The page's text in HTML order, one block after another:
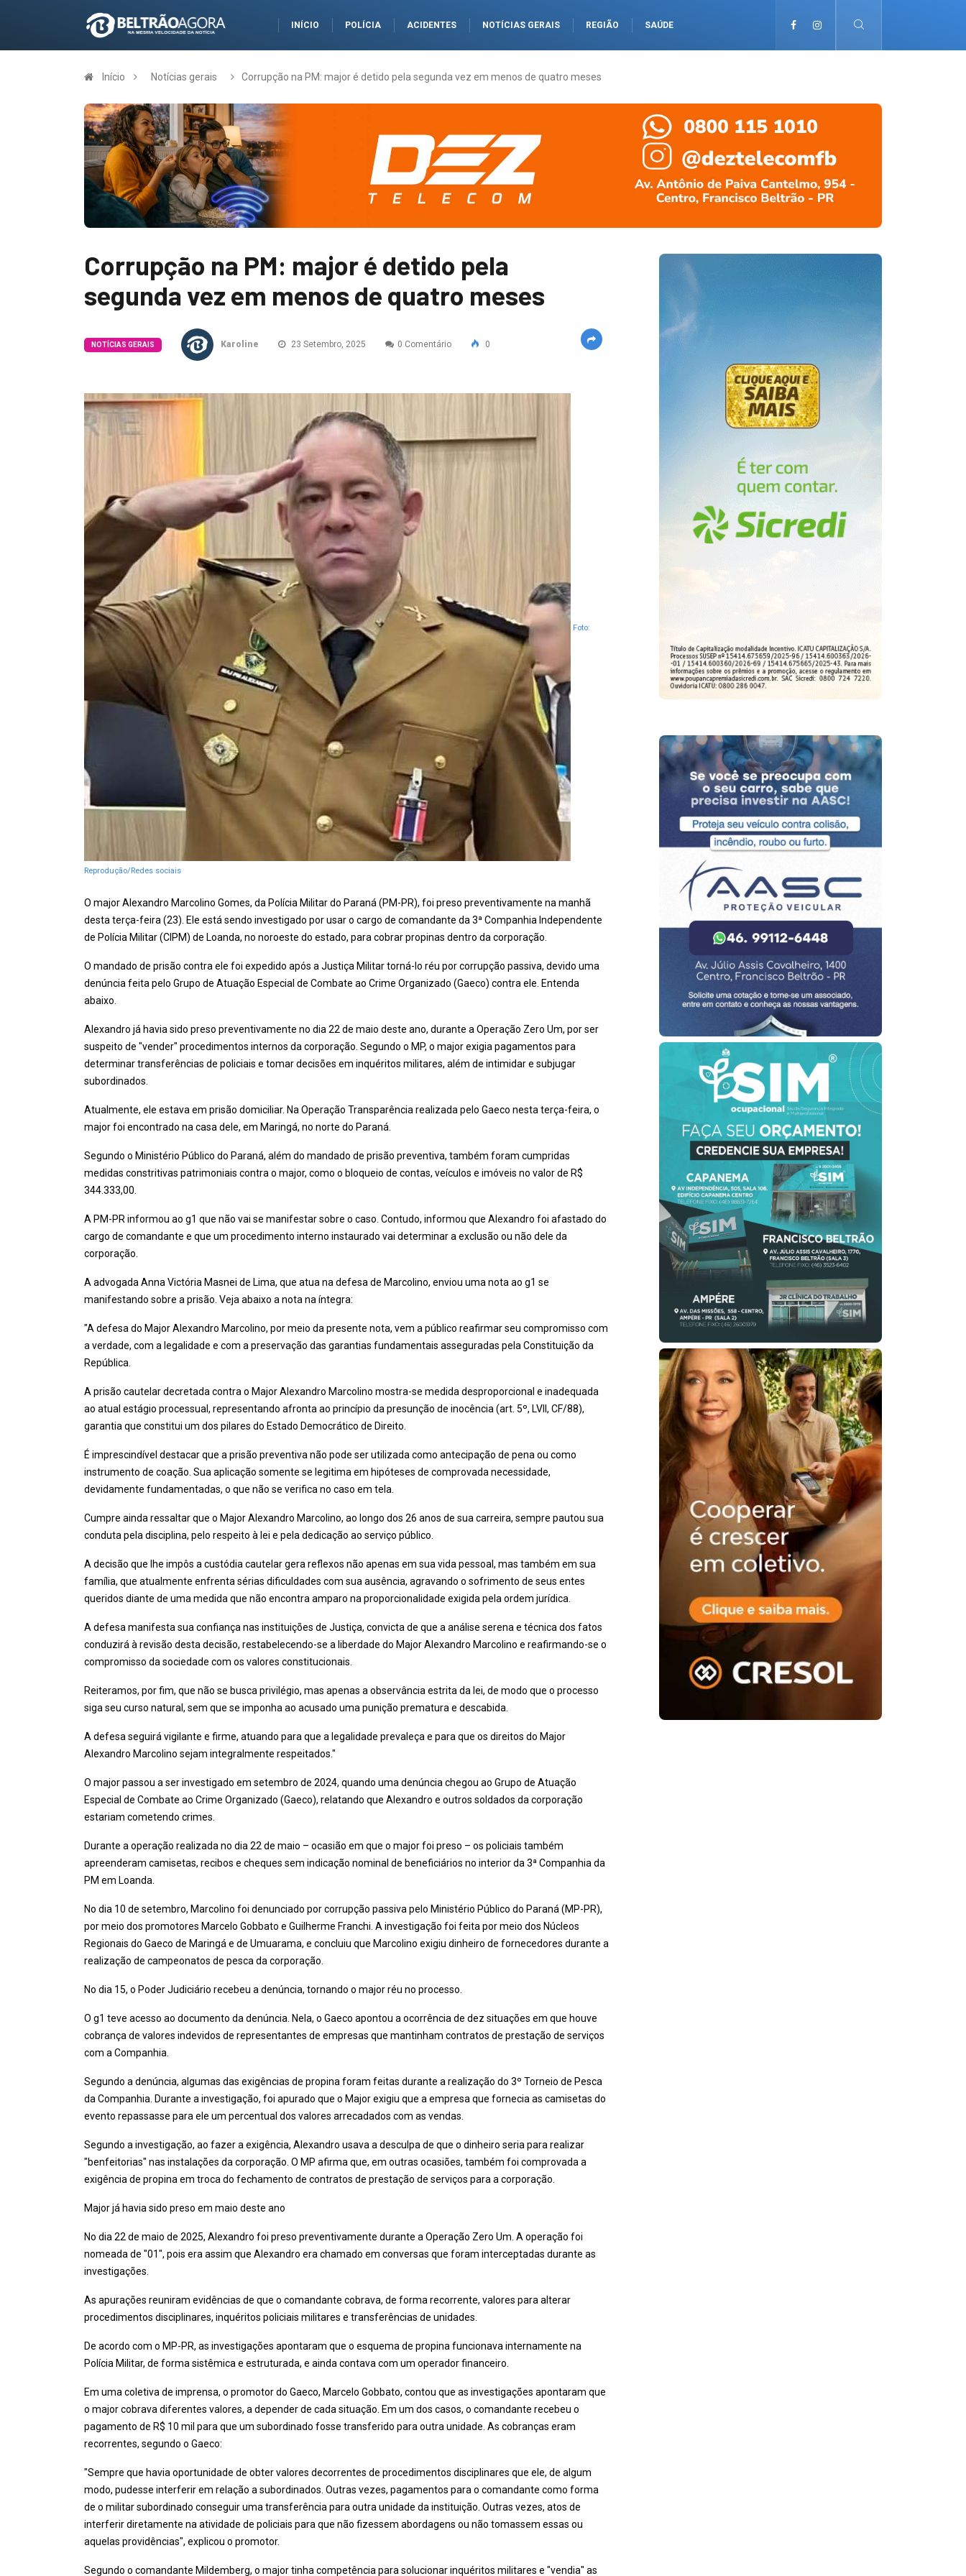
INÍCIO POLÍCIA ACIDENTES NOTÍCIAS GERAIS REGIÃO SAÚDE
Início Notícias gerais Corrupção na PM: major é detido pela segunda vez em menos de quatro meses
Corrupção na PM: major é detido pela
segunda vez em menos de quatro meses
NOTÍCIAS GERAIS Karoline 23 Setembro, 2025 0 Comentário 0
Foto:
Reprodução/Redes sociais
O major Alexandro Marcolino Gomes, da Polícia Militar do Paraná (PM-PR), foi preso preventivamente na manhã
desta terça-feira (23). Ele está sendo investigado por usar o cargo de comandante da 3ª Companhia Independente
de Polícia Militar (CIPM) de Loanda, no noroeste do estado, para cobrar propinas dentro da corporação.
O mandado de prisão contra ele foi expedido após a Justiça Militar torná-lo réu por corrupção passiva, devido uma
denúncia feita pelo Grupo de Atuação Especial de Combate ao Crime Organizado (Gaeco) contra ele. Entenda
abaixo.
Alexandro já havia sido preso preventivamente no dia 22 de maio deste ano, durante a Operação Zero Um, por ser
suspeito de "vender" procedimentos internos da corporação. Segundo o MP, o major exigia pagamentos para
determinar transferências de policiais e tomar decisões em inquéritos militares, além de intimidar e subjugar
subordinados.
Atualmente, ele estava em prisão domiciliar. Na Operação Transparência realizada pelo Gaeco nesta terça-feira, o
major foi encontrado na casa dele, em Maringá, no norte do Paraná.
Segundo o Ministério Público do Paraná, além do mandado de prisão preventiva, também foram cumpridas
medidas constritivas patrimoniais contra o major, como o bloqueio de contas, veículos e imóveis no valor de R$
344.333,00.
A PM-PR informou ao g1 que não vai se manifestar sobre o caso. Contudo, informou que Alexandro foi afastado do
cargo de comandante e que um procedimento interno instaurado vai determinar a exclusão ou não dele da
corporação.
A advogada Anna Victória Masnei de Lima, que atua na defesa de Marcolino, enviou uma nota ao g1 se
manifestando sobre a prisão. Veja abaixo a nota na íntegra:
"A defesa do Major Alexandro Marcolino, por meio da presente nota, vem a público reafirmar seu compromisso com
a verdade, com a legalidade e com a preservação das garantias fundamentais asseguradas pela Constituição da
República.
A prisão cautelar decretada contra o Major Alexandro Marcolino mostra-se medida desproporcional e inadequada
ao atual estágio processual, representando afronta ao princípio da presunção de inocência (art. 5º, LVII, CF/88),
garantia que constitui um dos pilares do Estado Democrático de Direito.
É imprescindível destacar que a prisão preventiva não pode ser utilizada como antecipação de pena ou como
instrumento de coação. Sua aplicação somente se legitima em hipóteses de comprovada necessidade,
devidamente fundamentadas, o que não se verifica no caso em tela.
Cumpre ainda ressaltar que o Major Alexandro Marcolino, ao longo dos 26 anos de sua carreira, sempre pautou sua
conduta pela disciplina, pelo respeito à lei e pela dedicação ao serviço público.
A decisão que lhe impôs a custódia cautelar gera reflexos não apenas em sua vida pessoal, mas também em sua
família, que atualmente enfrenta sérias dificuldades com sua ausência, agravando o sofrimento de seus entes
queridos diante de uma medida que não encontra amparo na proporcionalidade exigida pela ordem jurídica.
A defesa manifesta sua confiança nas instituições de Justiça, convicta de que a análise serena e técnica dos fatos
conduzirá à revisão desta decisão, restabelecendo-se a liberdade do Major Alexandro Marcolino e reafirmando-se o
compromisso da sociedade com os valores constitucionais.
Reiteramos, por fim, que não se busca privilégio, mas apenas a observância estrita da lei, de modo que o processo
siga seu curso natural, sem que se imponha ao acusado uma punição prematura e descabida.
A defesa seguirá vigilante e firme, atuando para que a legalidade prevaleça e para que os direitos do Major
Alexandro Marcolino sejam integralmente respeitados."
O major passou a ser investigado em setembro de 2024, quando uma denúncia chegou ao Grupo de Atuação
Especial de Combate ao Crime Organizado (Gaeco), relatando que Alexandro e outros soldados da corporação
estariam cometendo crimes.
Durante a operação realizada no dia 22 de maio – ocasião em que o major foi preso – os policiais também
apreenderam camisetas, recibos e cheques sem indicação nominal de beneficiários no interior da 3ª Companhia da
PM em Loanda.
No dia 10 de setembro, Marcolino foi denunciado por corrupção passiva pelo Ministério Público do Paraná (MP-PR),
por meio dos promotores Marcelo Gobbato e Guilherme Franchi. A investigação foi feita por meio dos Núcleos
Regionais do Gaeco de Maringá e de Umuarama, e concluiu que Marcolino exigiu dinheiro de fornecedores durante a
realização de campeonatos de pesca da corporação.
No dia 15, o Poder Judiciário recebeu a denúncia, tornando o major réu no processo.
O g1 teve acesso ao documento da denúncia. Nela, o Gaeco apontou a ocorrência de dez situações em que houve
cobrança de valores indevidos de representantes de empresas que mantinham contratos de prestação de serviços
com a Companhia.
Segundo a denúncia, algumas das exigências de propina foram feitas durante a realização do 3º Torneio de Pesca
da Companhia. Durante a investigação, foi apurado que o Major exigiu que a empresa que fornecia as camisetas do
evento repassasse para ele um percentual dos valores arrecadados com as vendas.
Segundo a investigação, ao fazer a exigência, Alexandro usava a desculpa de que o dinheiro seria para realizar
"benfeitorias" nas instalações da corporação. O MP afirma que, em outras ocasiões, também foi comprovada a
exigência de propina em troca do fechamento de contratos de prestação de serviços para a corporação.
Major já havia sido preso em maio deste ano
No dia 22 de maio de 2025, Alexandro foi preso preventivamente durante a Operação Zero Um. A operação foi
nomeada de "01", pois era assim que Alexandro era chamado em conversas que foram interceptadas durante as
investigações.
As apurações reuniram evidências de que o comandante cobrava, de forma recorrente, valores para alterar
procedimentos disciplinares, inquéritos policiais militares e transferências de unidades.
De acordo com o MP-PR, as investigações apontaram que o esquema de propina funcionava internamente na
Polícia Militar, de forma sistêmica e estruturada, e ainda contava com um operador financeiro.
Em uma coletiva de imprensa, o promotor do Gaeco, Marcelo Gobbato, contou que as investigações apontaram que
o major cobrava diferentes valores, a depender de cada situação. Em um dos casos, o comandante recebeu o
pagamento de R$ 10 mil para que um subordinado fosse transferido para outra unidade. As cobranças eram
recorrentes, segundo o Gaeco:
"Sempre que havia oportunidade de obter valores decorrentes de procedimentos disciplinares que ele, de algum
modo, pudesse interferir em relação a subordinados. Outras vezes, pagamentos para o comandante como forma
de o militar subordinado conseguir uma transferência para outra unidade da instituição. Outras vezes, atos de
interferir diretamente na atividade de policiais para que não fizessem abordagens ou não tomassem essas ou
aquelas providências", explicou o promotor.
Segundo o comandante Mildemberg, o major tinha competência para solucionar inquéritos militares e "vendia" as